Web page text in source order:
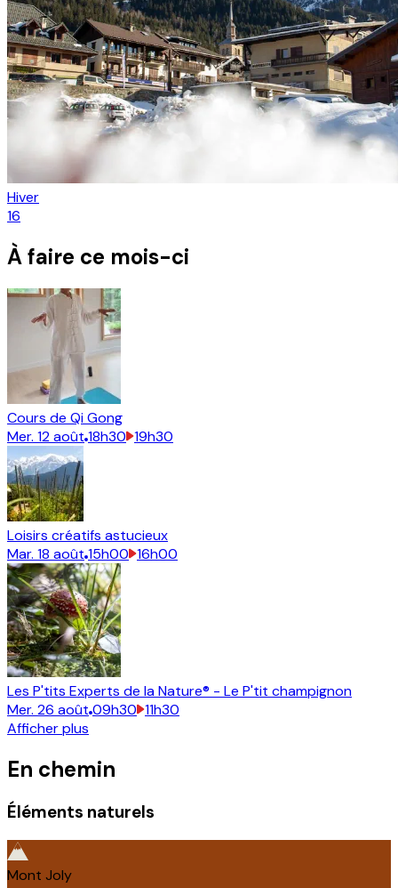
Hiver
16
À faire ce mois-ci
Cours de Qi Gong
Mer. 12août 18h30 19h30
Loisirs créatifs astucieux
Mar. 18 août 15h00 16h00
Les P'tits Experts de la Nature® - Le P'tit champignon
Mer. 26 août 09h30 11h30
Afficher plus
En chemin
Éléments naturels
Mont Joly